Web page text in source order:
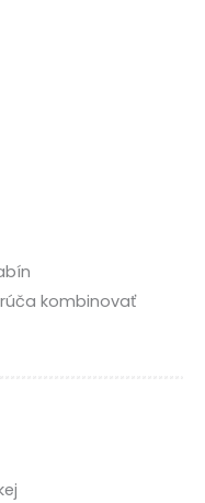
kombinovať